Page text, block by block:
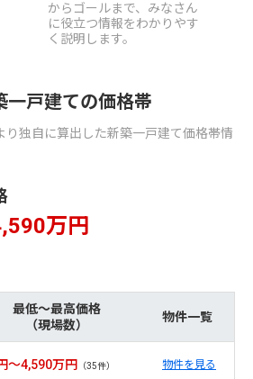
からゴールまで、みなさん
に役立つ情報をわかりやす
く説明します。
一戸建ての価格帯
独自に算出した新築一戸建て価格帯情
万円
最低～最高価格
（現場数）
物件一覧
～4,590万円 （35件） 物件を見る